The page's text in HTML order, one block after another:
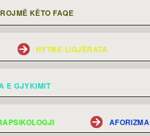
KËTO FAQE
HYTBE-LIGJËRATA
E GJYKIMIT
AFORIZMA